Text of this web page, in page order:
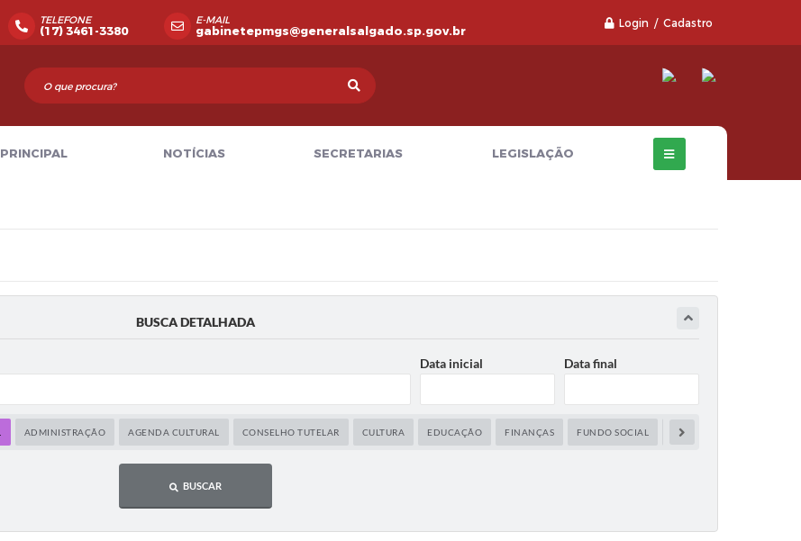
Login / Cadastro
TELEFONE
(17) 3461-3380
E-MAIL
gabinetepmgs@generalsalgado.sp.gov.br
PRINCIPAL NOTÍCIAS SECRETARIAS LEGISLAÇÃO
BUSCA DETALHADA
Data inicial Data final
ADMINISTRAÇÃO AGENDA CULTURAL CONSELHO TUTELAR CULTURA EDUCAÇÃO FINANÇAS FUNDO SOCIAL MEIO AMBIENTE E
BUSCAR